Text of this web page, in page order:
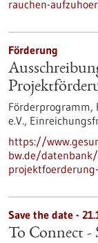
rauchen-
Förderung
Förderprogramm,
e.V.,
https://
bw.de/
Save the date -
To Connect -